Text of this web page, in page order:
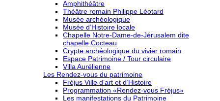
Amphithéâtre
Théâtre romain Philippe Léotard
Musée archéologique
Musée d’Histoire locale
Chapelle Notre-Dame-de-Jérusalem dite
chapelle Cocteau
Crypte archéologique du vivier romain
Espace Patrimoine / Tour circulaire
Villa Aurélienne
Les Rendez-vous du patrimoine
Fréjus Ville d’art et d’Histoire
Programmation «Rendez-vous Fréjus»
Les manifestations du Patrimoine